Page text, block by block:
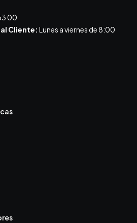
00
Cliente: Lunes a viernes de 8:00